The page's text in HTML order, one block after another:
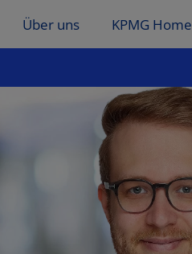
Über uns KPMG Home